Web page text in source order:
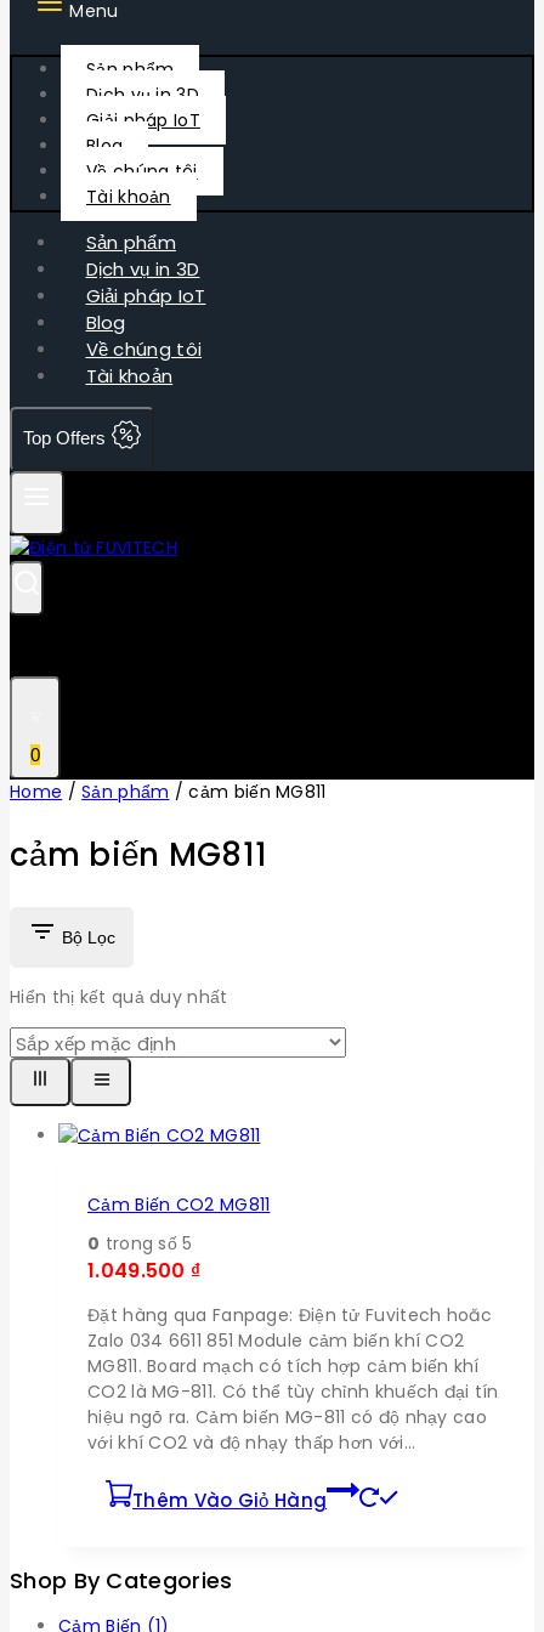
Menu
Sản phẩm
Dịch vụ in 3D
Giải pháp IoT
Blog
Về chúng tôi
Tài khoản
Sản phẩm
Dịch vụ in 3D
Giải pháp IoT
Blog
Về chúng tôi
Tài khoản
Top Offers
0
Home / Sản phẩm / cảm biến MG811
cảm biến MG811
Bộ Lọc
Hiển thị kết quả duy nhất
Cảm Biến CO2 MG811
0 trong số 5
1.049.500 ₫
Đặt hàng qua Fanpage: Điện tử Fuvitech hoăc
Zalo 034 6611 851 Module cảm biến khí CO2
MG811. Board mạch có tích hợp cảm biến khí
CO2 là MG-811. Có thể tùy chỉnh khuếch đại tín
hiệu ngõ ra. Cảm biến MG-811 có độ nhạy cao
với khí CO2 và độ nhạy thấp hơn với…
Thêm Vào Giỏ Hàng
Shop By Categories
Cảm Biến (1)